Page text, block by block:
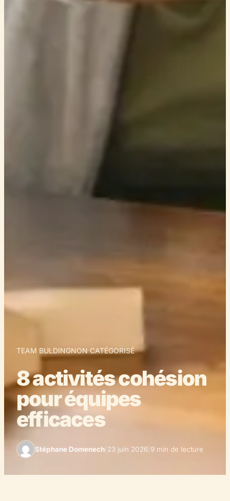
TEAM BULDINGNON CATÉGORISÉ
8 activités cohésion
pour équipes
efficaces
Stéphane Domenech 23 juin 2026 9 min de lecture